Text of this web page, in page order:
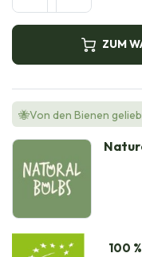
ZUM
🐝Von den Bienen
100